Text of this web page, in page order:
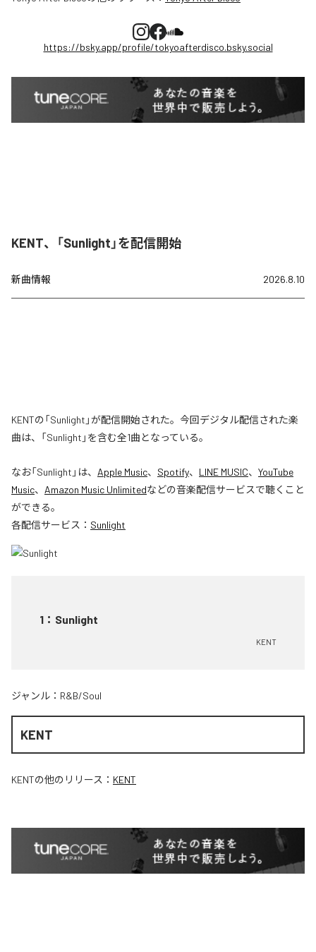
https://bsky.app/profile/tokyoafterdisco.bsky.social
KENT、「Sunlight」を配信開始
新曲情報 2026.8.10
KENTの「Sunlight」が配信開始された。今回デジタル配信された楽
曲は、「Sunlight」を含む全1曲となっている。
なお「Sunlight 」は、 Apple Music、 Spotify、 LINE MUSIC、 YouTube
Music、 Amazon Music Unlimitedなどの音楽配信サービスで聴くこと
ができる。
各配信サービス： Sunlight
1 ： Sunlight
KENT
ジャンル： R&B/Soul
KENT
KENTの他のリリース： KENT